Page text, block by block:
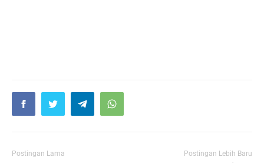
Postingan Lama Postingan Lebih Baru